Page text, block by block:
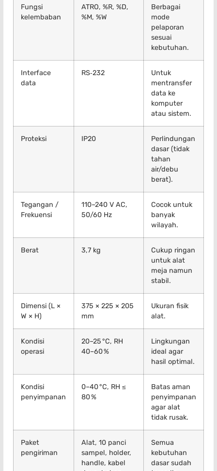
Fungsi
kelembaban
ATRO, %R, %D,
%M, %W
Berbagai
mode
pelaporan
sesuai
kebutuhan.
Interface
data
RS‑232
Untuk
mentransfer
data ke
komputer
atau sistem.
Proteksi IP20
Perlindungan
dasar (tidak
tahan
air/debu
berat).
Tegangan /
Frekuensi
110–240 V AC,
50/60 Hz
Cocok untuk
banyak
wilayah.
Berat 3,7 kg
Cukup ringan
untuk alat
meja namun
stabil.
Dimensi (L ×
W × H)
375 × 225 × 205
mm
Ukuran fisik
alat.
Kondisi
operasi
20–25 °C, RH
40–60 %
Lingkungan
ideal agar
hasil optimal.
Kondisi
penyimpanan
0–40 °C, RH ≤
80 %
Batas aman
penyimpanan
agar alat
tidak rusak.
Paket
pengiriman
Alat, 10 panci
sampel, holder,
handle, kabel
Semua
kebutuhan
dasar sudah